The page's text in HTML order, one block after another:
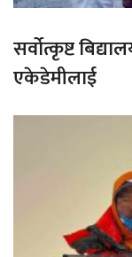
सर्वोत्कृष्ट
एकेडेमीलाई